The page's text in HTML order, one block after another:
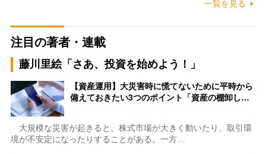
一覧を見る
注目の著者・連載
藤川里絵「さあ、投資を始めよう！」
【資産運用】大災害時に慌てないために平時から
備えておきたい3つのポイント「資産の棚卸し…
大規模な災害が起きると、株式市場が大きく動いたり、取引環
境が不安定になったりすることがある。一方…